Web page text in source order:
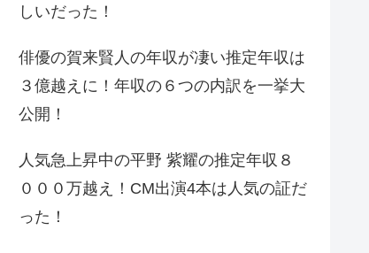
しいだった！
俳優の賀来賢人の年収が凄い推定年収は
３億越えに！年収の６つの内訳を一挙大
公開！
人気急上昇中の平野 紫耀の推定年収８
０００万越え！CM出演4本は人気の証だ
った！